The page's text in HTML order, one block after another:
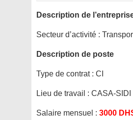
Description de
Secteur d’activité :
Description de poste
Type de contrat : CI
Lieu de travail : CASA-SIDI
Salaire mensuel : 3000